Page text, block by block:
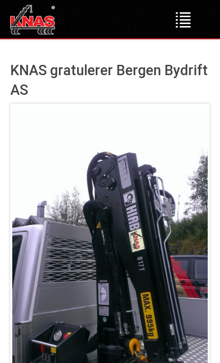
Produkter
Bruktmarked
Deler og tilbehør
Hydraulisk Hurtiglåssystem
Lastesikring
Stropper
Tømmerbanker
Komponenter
Verkstedet
Bestill verkstedtime
KNAS gratulerer Bergen Bydrift
AS